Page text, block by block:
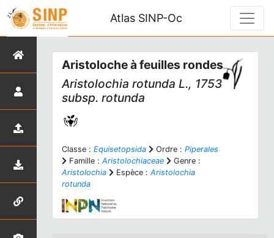
Atlas SINP-Oc
Aristoloche à feuilles rondes
Aristolochia rotunda L., 1753
subsp. rotunda
Classe : Equisetopsida Ordre : Piperales
Famille : Aristolochiaceae
Genre :
Aristolochia
Espèce : Aristolochia
rotunda